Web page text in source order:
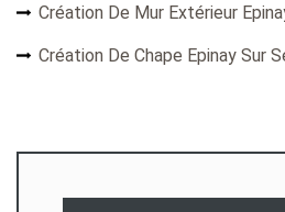
Création De Mur Extérieur
Création De Chape Epinay Sur